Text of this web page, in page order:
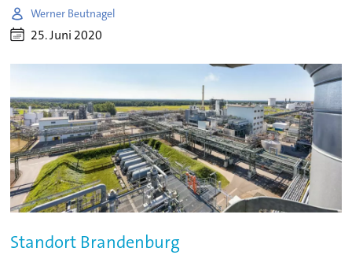
Werner Beutnagel
25. Juni 2020
Standort Brandenburg